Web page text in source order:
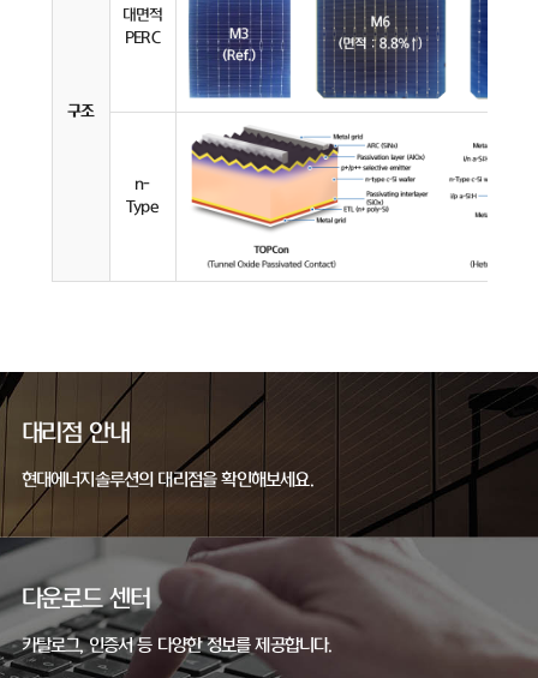
구조
대면적
PERC
n-
Type
대리점 안내
현대에너지솔루션의 대리점을 확인해보세요.
다운로드 센터
카탈로그, 인증서 등 다양한 정보를 제공합니다.